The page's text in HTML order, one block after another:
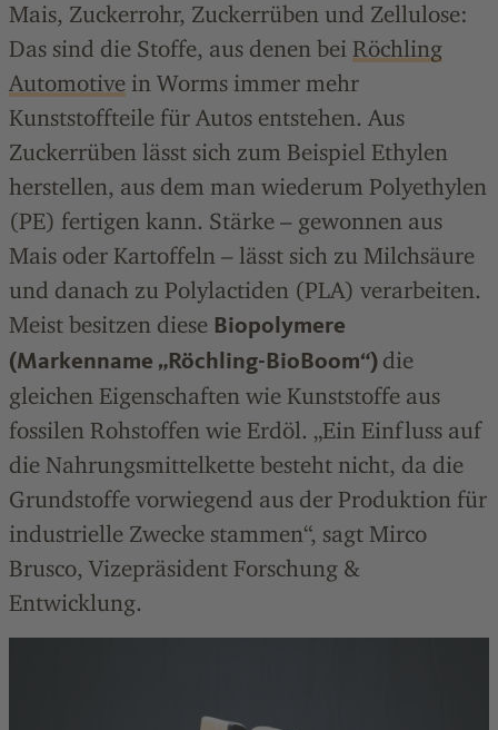
Mais, Zuckerrohr, Zuckerrüben und Zellulose:
Das sind die Stoffe, aus denen bei Röchling
Automotive in Worms immer mehr
Kunststoffteile für Autos entstehen. Aus
Zuckerrüben lässt sich zum Beispiel Ethylen
herstellen, aus dem man wiederum Polyethylen
(PE) fertigen kann. Stärke – gewonnen aus
Mais oder Kartoffeln – lässt sich zu Milchsäure
und danach zu Polylactiden (PLA) verarbeiten.
Meist besitzen diese Biopolymere
(Markenname „Röchling-BioBoom“) die
gleichen Eigenschaften wie Kunststoffe aus
fossilen Rohstoffen wie Erdöl. „Ein Einfluss auf
die Nahrungsmittelkette besteht nicht, da die
Grundstoffe vorwiegend aus der Produktion für
industrielle Zwecke stammen“, sagt Mirco
Brusco, Vizepräsident Forschung &
Entwicklung.